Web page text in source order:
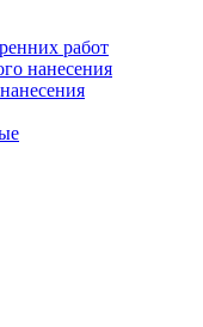
работ
нанесения